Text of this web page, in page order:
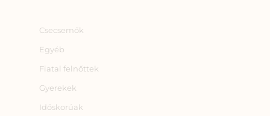
Csecsemők
Egyéb
Fiatal felnőttek
Gyerekek
Időskorúak